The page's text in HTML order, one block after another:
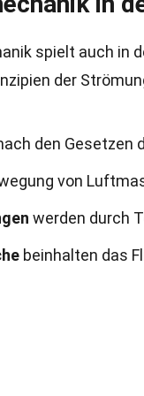
spielt auch in
der
den Gesetzen
von
werden durch
beinhalten das